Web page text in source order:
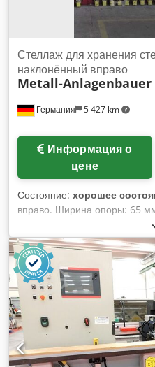
Германия 5 427 km
Стеллаж для хранения
наклонённый вправо
Metall-Anlagenbauer
цене
Состояние: хорошее
вправо. Ширина опоры: 65
высоты стекла: 2030 мм.
3750 мм. Ширина: ок. 2400
шт. Состояние: хорошее,